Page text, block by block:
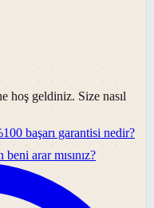
hoş geldiniz. Size nasıl
başarı garantisi nedir?
arar mısınız?